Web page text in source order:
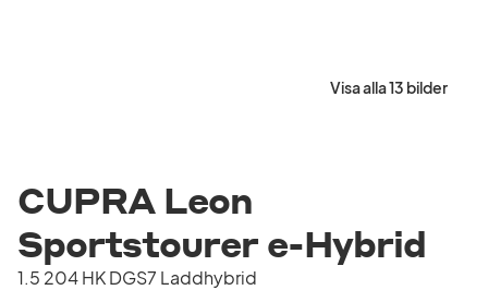
Visa alla 13 bilder
CUPRA Leon
Sportstourer e-Hybrid
1.5 204 HK DGS7 Laddhybrid